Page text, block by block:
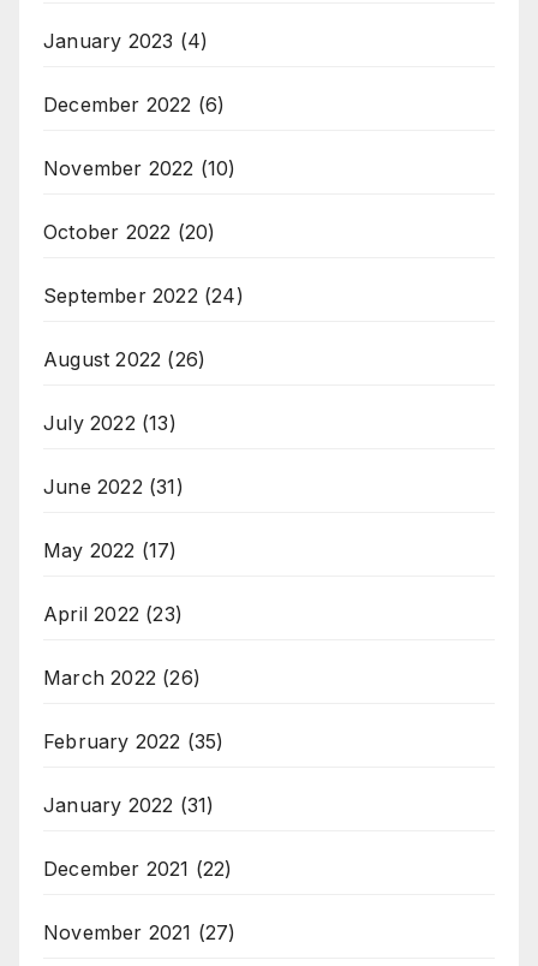
January 2023 (4)
December 2022 (6)
November 2022 (10)
October 2022 (20)
September 2022(24)
August 2022 (26)
July 2022(13)
June 2022(31)
May 2022 (17)
April 2022 (23)
March 2022 (26)
February 2022 (35)
January 2022 (31)
December 2021 (22)
November 2021 (27)